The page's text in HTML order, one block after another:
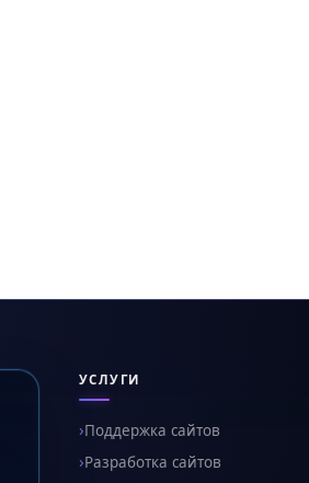
УСЛУГИ
Поддержка сайтов
Разработка сайтов